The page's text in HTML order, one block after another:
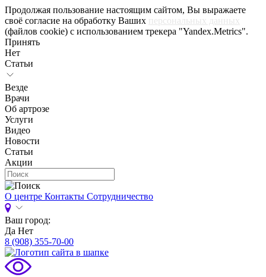
Продолжая пользование настоящим сайтом, Вы выражаете
своё согласие на обработку Ваших персональных данных
(файлов cookie) с использованием трекера "Yandex.Metrics".
Принять
Нет
Статьи
Везде
Врачи
Об артрозе
Услуги
Видео
Новости
Статьи
Акции
О центре Контакты Сотрудничество
Ваш город:
Да Нет
8 (908) 355-70-00